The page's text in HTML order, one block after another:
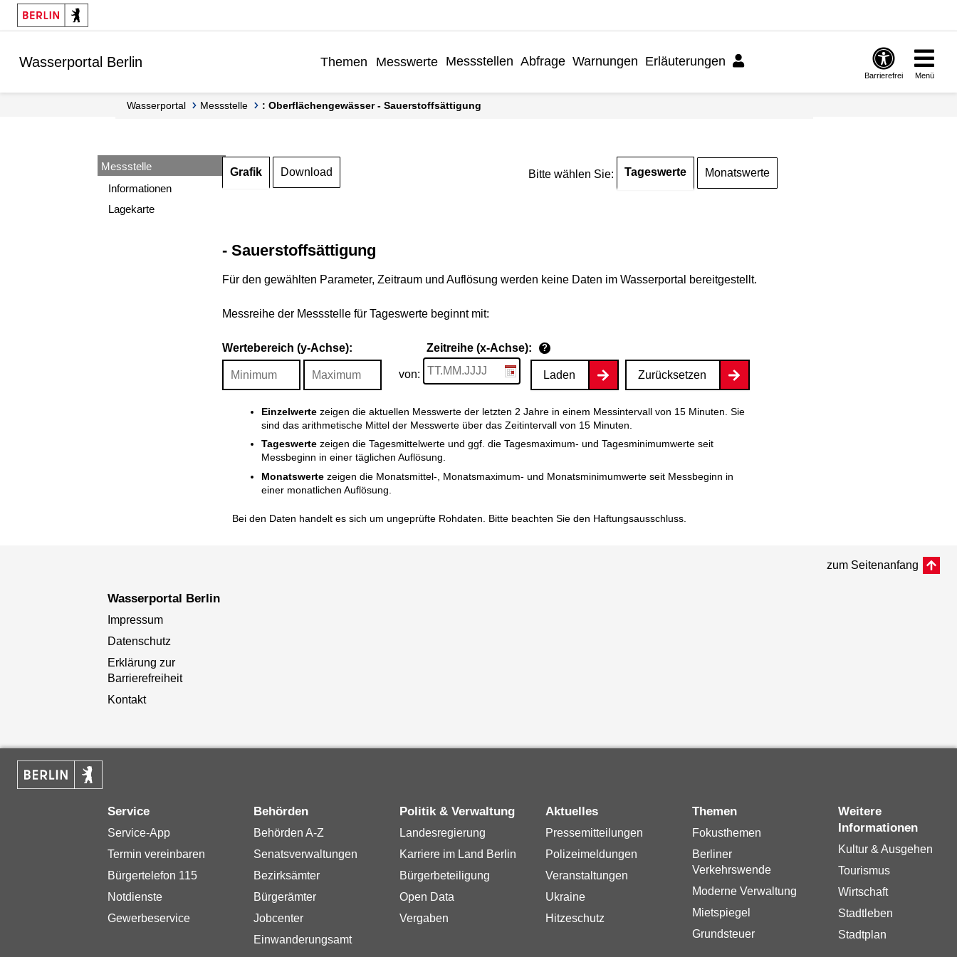
Springe zur Navigation
Springe zum Inhalt
Wasserportal Berlin Themen Messwerte Messstellen Abfrage Warnungen Erläuterungen
Barrierefrei Menü
Wasserportal Messstelle : Oberflächengewässer - Sauerstoffsättigung
Messstelle
Informationen
Lagekarte
Grafik Download Bitte wählen Sie: Tageswerte Monatswerte
- Sauerstoffsättigung
Für den gewählten Parameter, Zeitraum und Auflösung werden keine Daten im Wasserportal bereitgestellt.
Messreihe der Messstelle für Tageswerte beginnt mit:
Wertebereich (y-Achse): Zeitreihe (x-Achse): ?
von: Laden Zurücksetzen
Einzelwertezeigen die aktuellen Messwerte der letzten 2 Jahre in einem Messintervall von 15 Minuten. Sie
sind das arithmetische Mittel der Messwerte über das Zeitintervall von 15 Minuten.
Tageswertezeigen die Tagesmittelwerte und ggf. die Tagesmaximum- und Tagesminimumwerte seit
Messbeginn in einer täglichen Auflösung.
Monatswertezeigen die Monatsmittel-, Monatsmaximum- und Monatsminimumwerte seit Messbeginn in
einer monatlichen Auflösung.
Bei den Daten handelt es sich um ungeprüfte Rohdaten. Bitte beachten Sie den Haftungsausschluss.
zum Seitenanfang
Wasserportal Berlin
Impressum
Datenschutz
Erklärung zur
Barrierefreiheit
Kontakt
Service
Service-App
Termin vereinbaren
Bürgertelefon 115
Notdienste
Gewerbeservice
Behörden
Behörden A-Z
Senatsverwaltungen
Bezirksämter
Bürgerämter
Jobcenter
Einwanderungsamt
Politik & Verwaltung
Landesregierung
Karriere im Land Berlin
Bürgerbeteiligung
Open Data
Vergaben
Aktuelles
Pressemitteilungen
Polizeimeldungen
Veranstaltungen
Ukraine
Hitzeschutz
Themen
Fokusthemen
Berliner
Verkehrswende
Moderne Verwaltung
Mietspiegel
Grundsteuer
Weitere
Informationen
Kultur & Ausgehen
Tourismus
Wirtschaft
Stadtleben
Stadtplan